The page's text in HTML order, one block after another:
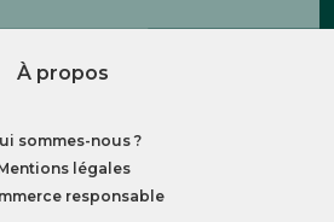
À propos
sommes-nous ?
légales
responsable